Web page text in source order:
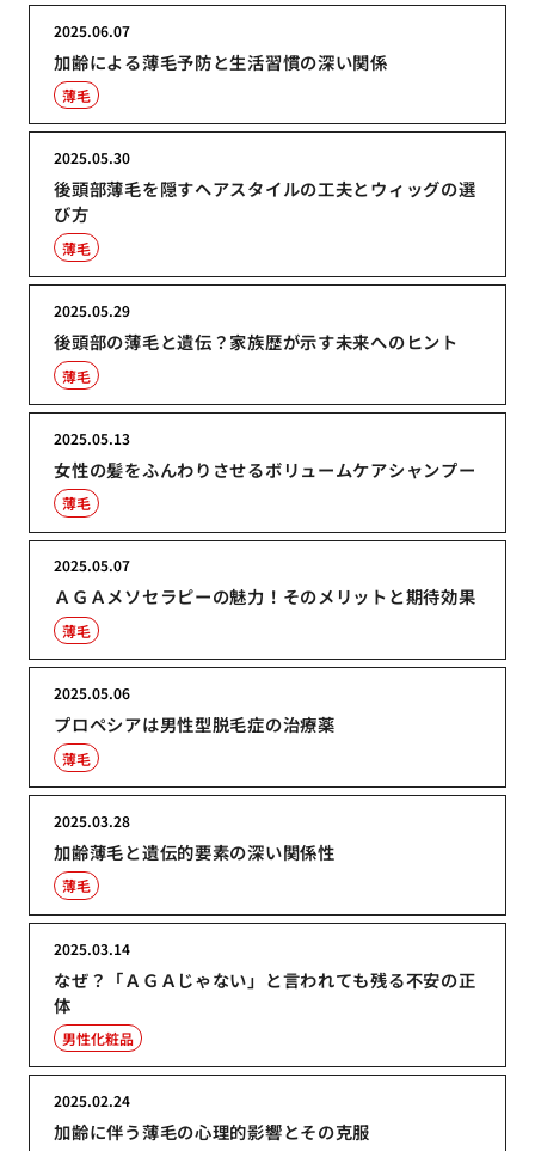
加齢による薄毛予防と生活習慣の深い関係
2025.06.07
薄毛
後頭部薄毛を隠すヘアスタイルの工夫とウィッグの選
び方
2025.05.30
薄毛
後頭部の薄毛と遺伝？家族歴が示す未来へのヒント
2025.05.29
薄毛
女性の髪をふんわりさせるボリュームケアシャンプー
2025.05.13
薄毛
ＡＧＡメソセラピーの魅力！そのメリットと期待効果
2025.05.07
薄毛
プロペシアは男性型脱毛症の治療薬
2025.05.06
薄毛
加齢薄毛と遺伝的要素の深い関係性
2025.03.28
薄毛
なぜ？「ＡＧＡじゃない」と言われても残る不安の正
体
2025.03.14
男性化粧品
加齢に伴う薄毛の心理的影響とその克服
2025.02.24